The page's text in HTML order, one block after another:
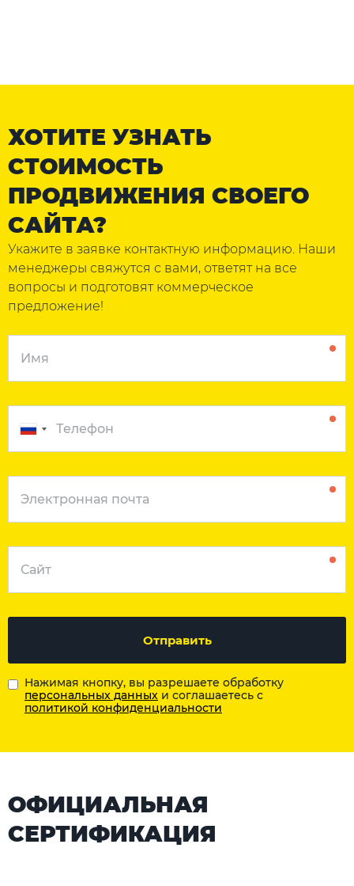
ХОТИТЕ УЗНАТЬ
СТОИМОСТЬ
ПРОДВИЖЕНИЯ СВОЕГО
САЙТА?
Укажите в заявке контактную информацию. Наши
менеджеры свяжутся с вами, ответят на все
вопросы и подготовят коммерческое
предложение!
Отправить
Нажимая кнопку, вы разрешаете обработку
персональных данных и соглашаетесь с
политикой конфиденциальности
ОФИЦИАЛЬНАЯ
СЕРТИФИКАЦИЯ